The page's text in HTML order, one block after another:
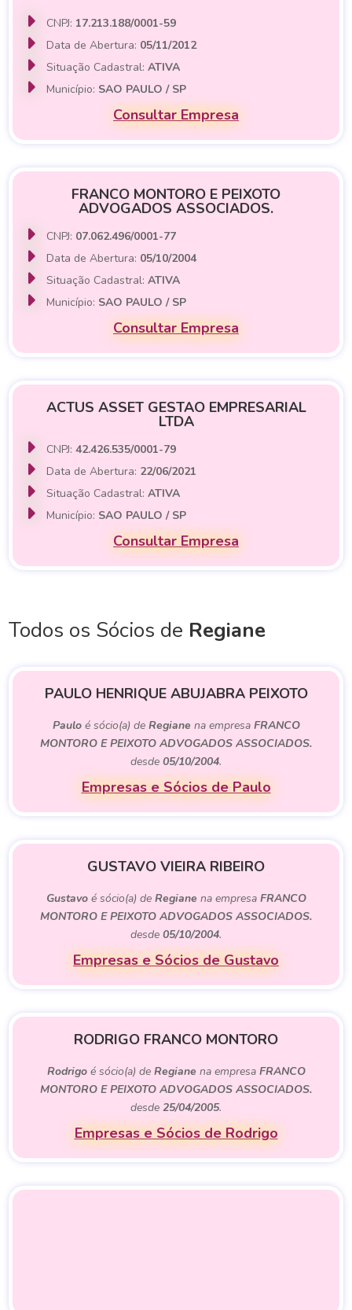
CNPJ: 17.213.188/0001-59
Data de Abertura: 05/11/2012
Situação Cadastral:ATIVA
Município: SAO PAULO / SP
Consultar Empresa
FRANCO MONTORO E PEIXOTO
ADVOGADOS ASSOCIADOS.
CNPJ: 07.062.496/0001-77
Data de Abertura: 05/10/2004
Situação Cadastral:ATIVA
Município: SAO PAULO / SP
Consultar Empresa
ACTUS ASSET GESTAO EMPRESARIAL
LTDA
CNPJ:42.426.535/0001-79
Data de Abertura: 22/06/2021
Situação Cadastral:ATIVA
Município: SAO PAULO / SP
Consultar Empresa
Todos os Sócios de Regiane
PAULO HENRIQUE ABUJABRA PEIXOTO
Pauloé sócio(a) de Regiane na empresa FRANCO
MONTORO E PEIXOTO ADVOGADOS ASSOCIADOS.
desde 05/10/2004.
Empresas e Sócios de Paulo
GUSTAVO VIEIRA RIBEIRO
Gustavoé sócio(a) de Regiane na empresa FRANCO
MONTORO E PEIXOTO ADVOGADOS ASSOCIADOS.
desde 05/10/2004.
Empresas e Sócios de Gustavo
RODRIGO FRANCO MONTORO
Rodrigoé sócio(a) de Regiane na empresa FRANCO
MONTORO E PEIXOTO ADVOGADOS ASSOCIADOS.
desde 25/04/2005.
Empresas e Sócios de Rodrigo